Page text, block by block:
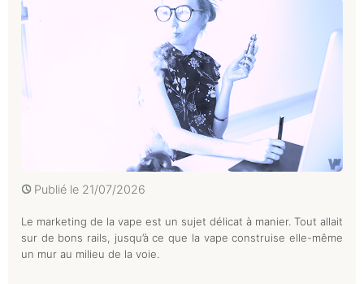
Publié le 21/07/2026
Le marketing de la vape est un sujet délicat à manier. Tout allait
sur de bons rails, jusqu’à ce que la vape construise elle-même
un mur au milieu de la voie.